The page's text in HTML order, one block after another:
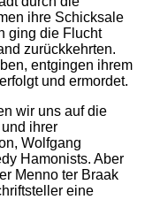
ihre Schicksale
ging die Flucht
zurückkehrten.
entgingen ihrem
und ermordet.
wir uns auf die
ihrer
Wolfgang
Hamonists. Aber
Menno ter Braak
eine